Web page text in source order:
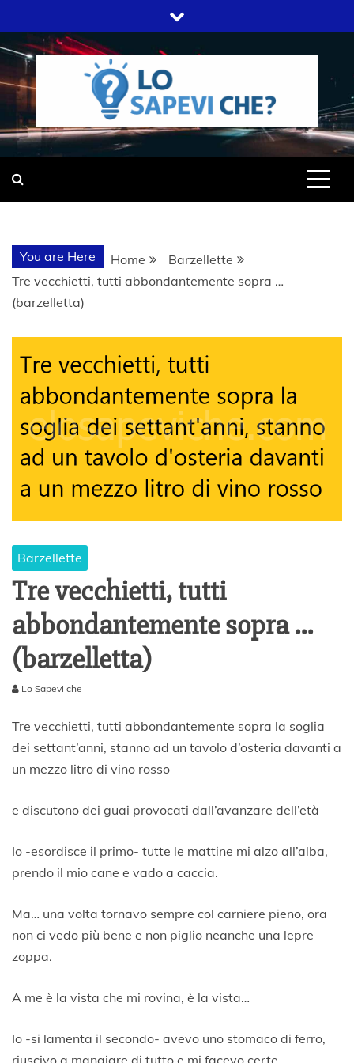
to
content
LO SAPEVI
CHE?
SITO WEB DEL GRUPPO LIFELIVE
You are Here Home
Barzellette
Tre vecchietti, tutti abbondantemente sopra …
(barzelletta)
Barzellette
Tre vecchietti, tutti
abbondantemente sopra …
(barzelletta)
3
e
n
i
2
1
Lo Sapevi che
Tre vecchietti, tutti abbondantemente sopra la soglia
dei settant’anni, stanno ad un tavolo d’osteria davanti a
un mezzo litro di vino rosso
e discutono dei guai provocati dall’avanzare dell’età
Io -esordisce il primo- tutte le mattine mi alzo all’alba,
prendo il mio cane e vado a caccia.
Ma… una volta tornavo sempre col carniere pieno, ora
non ci vedo più bene e non piglio neanche una lepre
zoppa.
A me è la vista che mi rovina, è la vista…
Io -si lamenta il secondo- avevo uno stomaco di ferro,